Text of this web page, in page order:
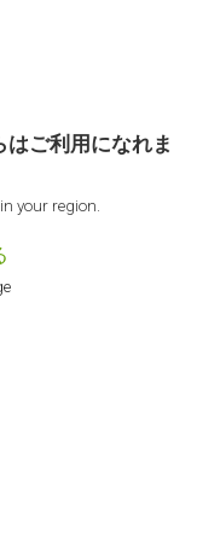
はご利用になれま
your region.